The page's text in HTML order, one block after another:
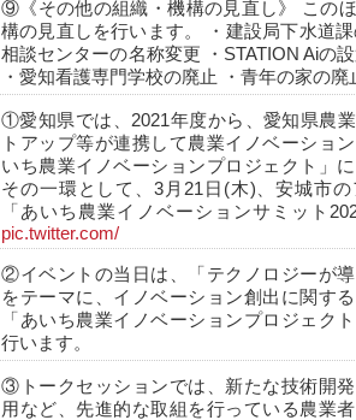
⑨《その他の組織・機構の見直し》 この
構の見直しを行います。 ・建設局下水道
相談センターの名称変更 ・STATION Aiの
・愛知看護専門学校の廃止 ・青年の家の
①愛知県では、2021年度から、愛知県農
トアップ等が連携して農業イノベーショ
いち農業イノベーションプロジェクト」
その一環として、3月21日(木)、安城市
「あいち農業イノベーションサミット
pic.twitter.com/
②イベントの当日は、「テクノロジーが
をテーマに、イノベーション創出に関す
「あいち農業イノベーションプロジェク
行います。
③トークセッションでは、新たな技術開
用など、先進的な取組を行っている農業